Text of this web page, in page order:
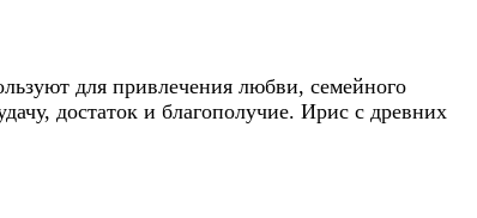
для привлечения любви, семейного
достаток и благополучие. Ирис с древних